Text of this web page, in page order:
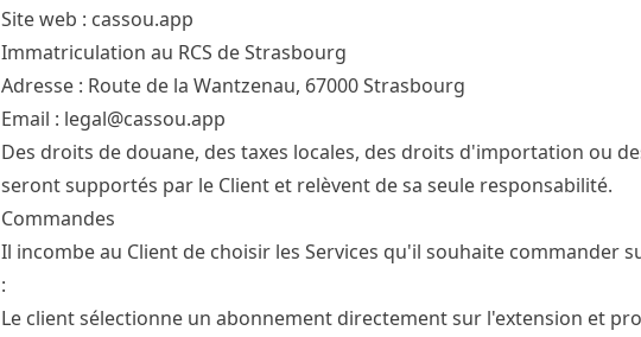
Site web : cassou.app
Immatriculation au RCS de Strasbourg
Adresse : Route de la Wantzenau, 67000 Strasbourg
Email : legal@cassou.app
Des droits de douane, des taxes locales, des droits d'importation ou
seront supportés par le Client et relèvent de sa seule responsabilité.
Commandes
Il incombe au Client de choisir les Services qu'il souhaite commander
:
Le client sélectionne un abonnement directement sur l'extension et